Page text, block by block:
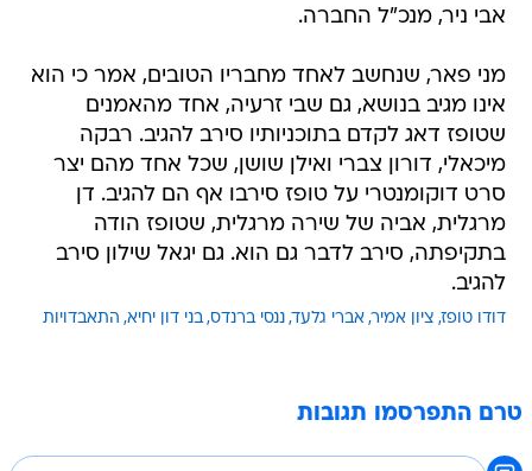
אבי ניר, מנכ"ל החברה.
מני פאר, שנחשב לאחד מחבריו הטובים, אמר כי הוא
אינו מגיב בנושא, גם שבי זרעיה, אחד מהאמנים
שטופז דאג לקדם בתוכניותיו סירב להגיב. רבקה
מיכאלי, דורון צברי ואילן שושן, שכל אחד מהם יצר
סרט דוקומנטרי על טופז סירבו אף הם להגיב. דן
מרגלית, אביה של שירה מרגלית, שטופז הודה
בתקיפתה, סירב לדבר גם הוא. גם יגאל שילון סירב
להגיב.
דודו טופז ציון אמיר אברי גלעד ננסי ברנדס בני דון יחיא התאבדויות
טרם התפרסמו תגובות